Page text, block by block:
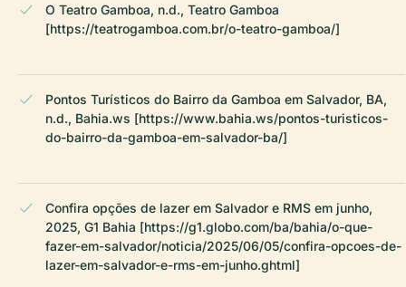
O Teatro Gamboa, n.d., Teatro Gamboa
[https://teatrogamboa.com.br/o-teatro-gamboa/]
Pontos Turísticos do Bairro da Gamboa em Salvador, BA,
n.d., Bahia.ws [https://www.bahia.ws/pontos-turisticos-
do-bairro-da-gamboa-em-salvador-ba/]
Confira opções de lazer em Salvador e RMS em junho,
2025, G1 Bahia [https://g1.globo.com/ba/bahia/o-que-
fazer-em-salvador/noticia/2025/06/05/confira-opcoes-de-
lazer-em-salvador-e-rms-em-junho.ghtml]